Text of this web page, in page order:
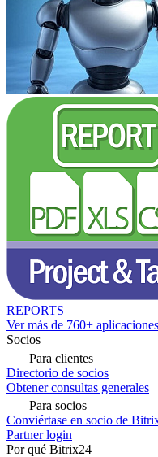
REPORTS
Ver más de 760+
Socios
Para clientes
Directorio de socios
Obtener consultas generales
Para socios
Conviértase en socio de
Partner login
Por qué Bitrix24